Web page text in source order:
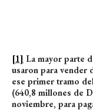
[1] La mayor parte
usaron para vender
ese primer tramo
(640,8 millones de
noviembre, para